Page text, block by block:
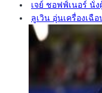
เจย์ ชอฟฟ์เนอร์ นั่
ลูเวิน อุ่นเครื่องเฉือ